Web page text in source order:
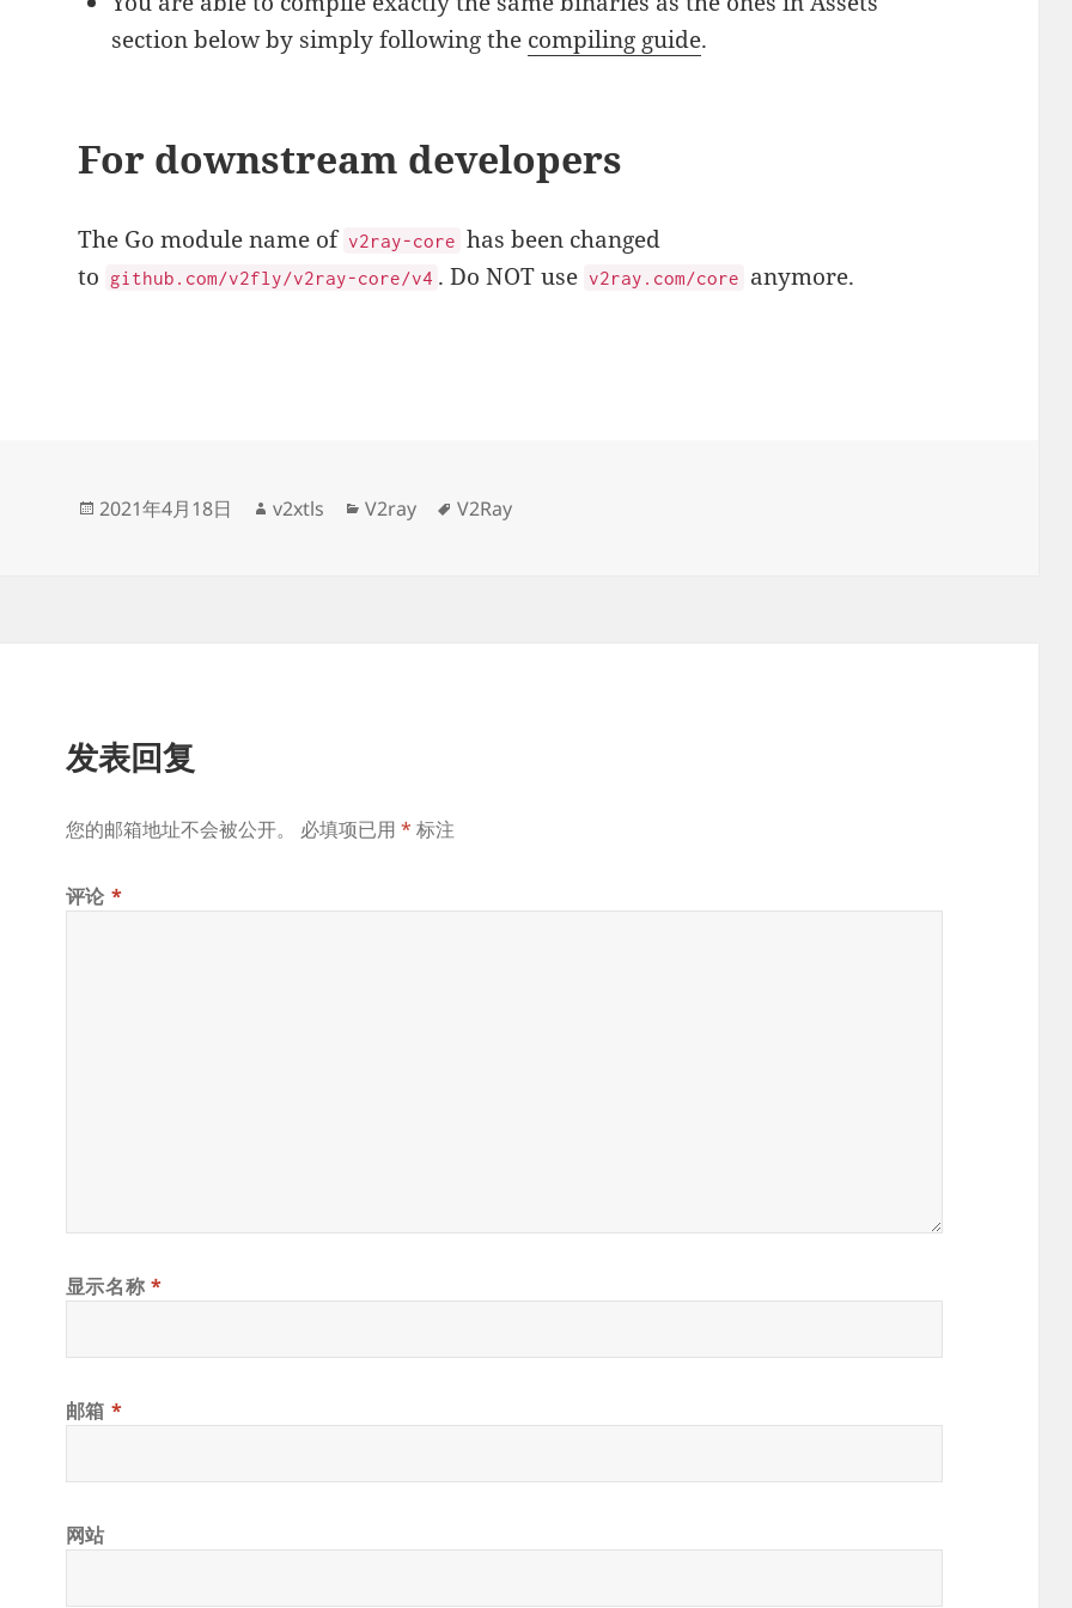
section below by simply following the compiling guide.
For downstream developers
The Go module name of v2ray-core has been changed
to
github.com/v2fly/v2ray-core/v4 . Do NOT use v2ray.com/core anymore.
发
2021年4月18日
作
v2xtls
分
V2ray
标
V2Ray
发表回复
您的邮箱地址不会被公开。 必填项已用 * 标注
评论 *
显示名称 *
邮箱 *
网站